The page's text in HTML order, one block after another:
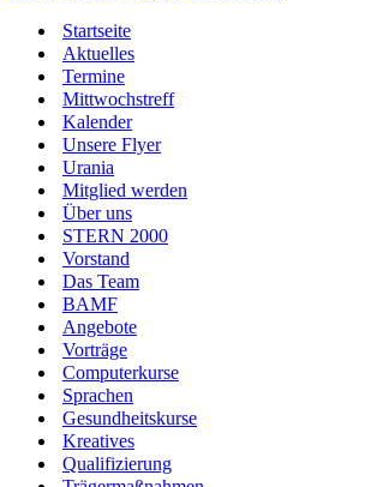
Startseite
Aktuelles
Termine
Mittwochstreff
Kalender
Unsere Flyer
Urania
Mitglied werden
Über uns
STERN 2000
Vorstand
Das Team
BAMF
Angebote
Vorträge
Computerkurse
Sprachen
Gesundheitskurse
Kreatives
Qualifizierung